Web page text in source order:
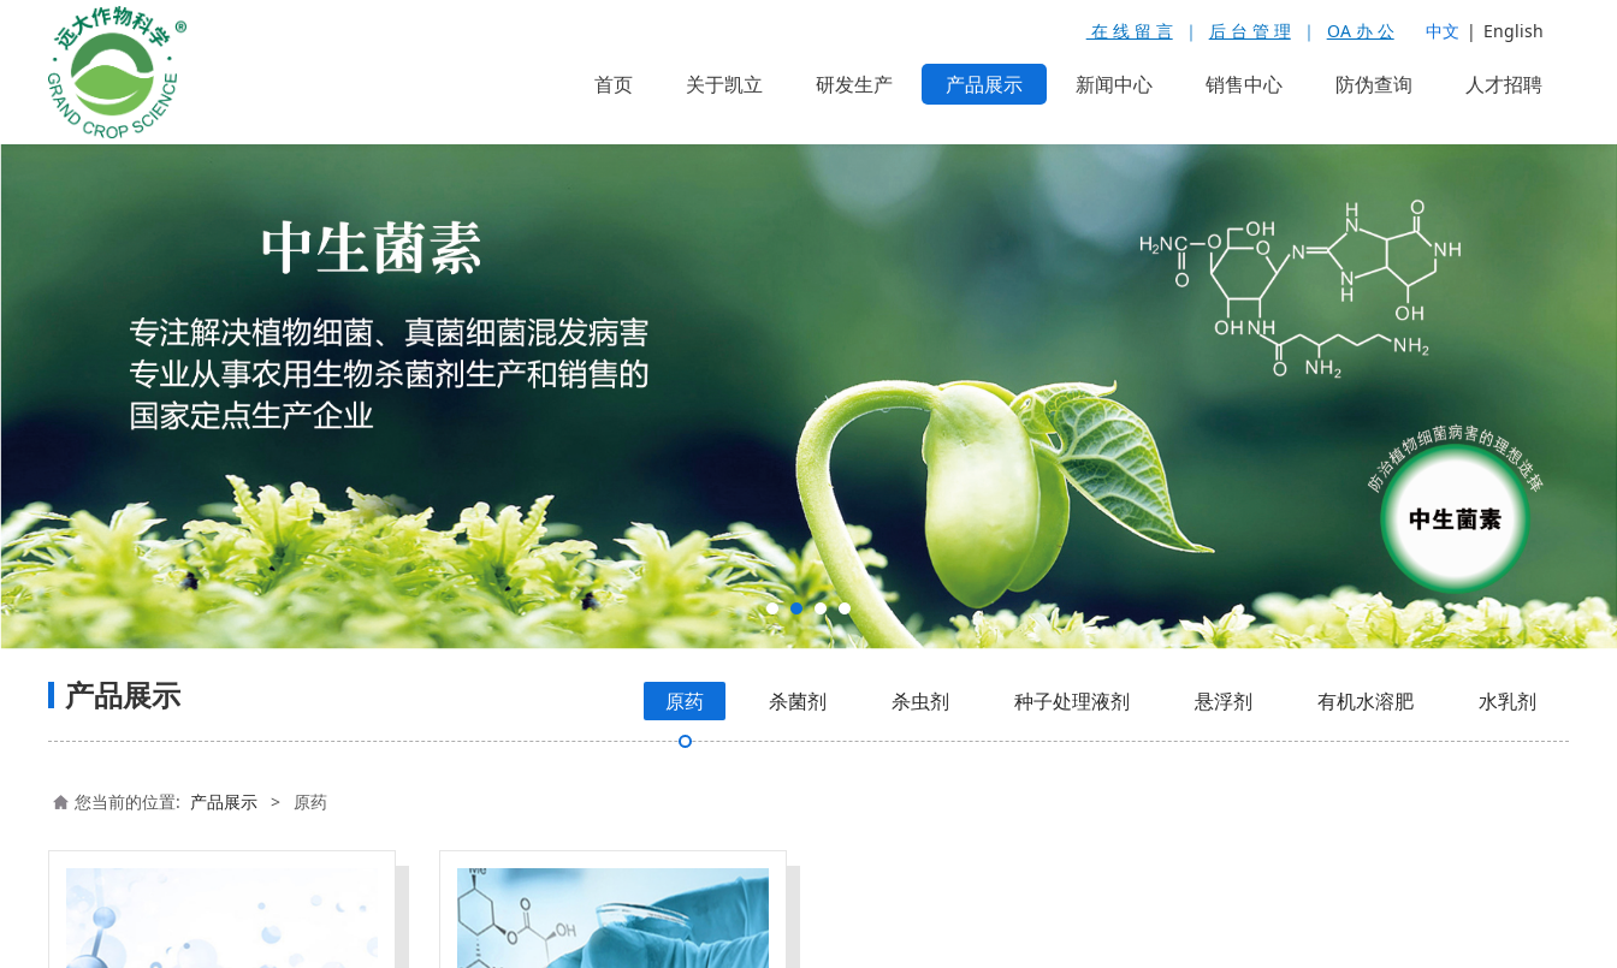
中文 | English
在 线 留 言 ｜ 后 台 管 理 ｜ OA 办 公
首页 关于凯立 研发生产 产品展示 新闻中心 销售中心 防伪查询 人才招聘
产品展示 原药 杀菌剂 杀虫剂 种子处理液剂 悬浮剂 有机水溶肥 水乳剂
您当前的位置: 产品展示 > 原药